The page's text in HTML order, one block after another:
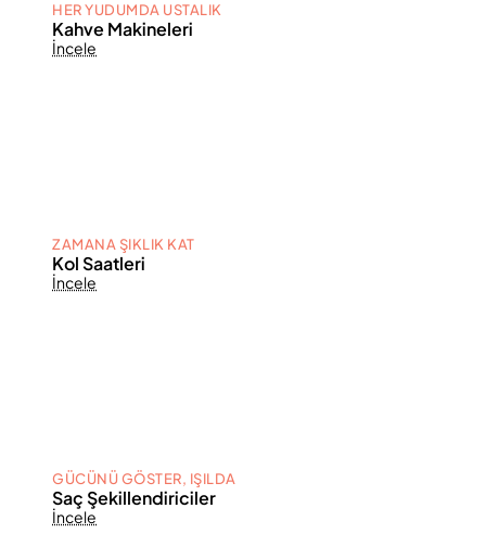
HER YUDUMDA USTALIK
Kahve Makineleri
İncele
ZAMANA ŞIKLIK KAT
Kol Saatleri
İncele
GÜCÜNÜ GÖSTER, IŞILDA
Saç Şekillendiriciler
İncele